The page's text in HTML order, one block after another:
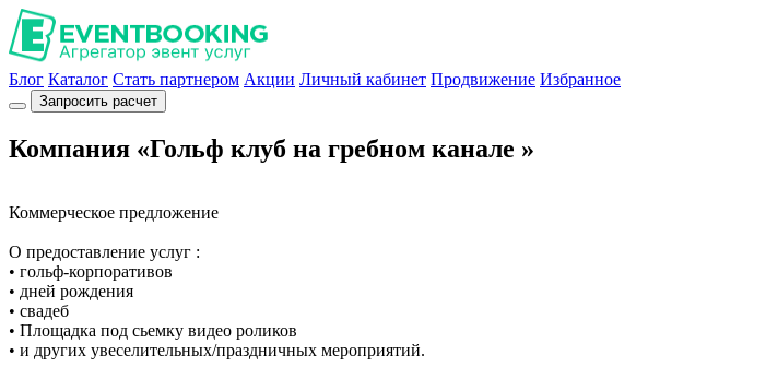
Блог Каталог Стать партнером Акции Личный кабинет Продвижение Избранное
Запросить расчет
Компания «Гольф клуб на гребном канале »
Коммерческое предложение
О предоставление услуг :
• гольф-корпоративов
• дней рождения
• свадеб
• Площадка под сьемку видео роликов
• и других увеселительных/праздничных мероприятий.